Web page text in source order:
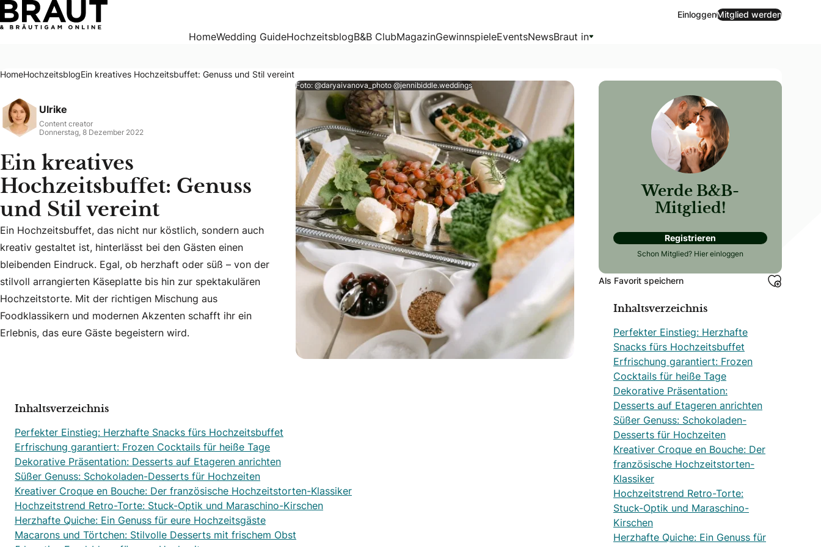
Ein kreatives Hochzeitsbuffet: Genuss und Stil vereint
EinloggenMitglied werden
HomeWedding GuideHochzeitsblogB&B ClubMagazinGewinnspieleEventsNewsBraut in
HomeHochzeitsblogEin kreatives Hochzeitsbuffet: Genuss und Stil vereint
Ulrike
Content creator
Donnerstag, 8 Dezember 2022
Ein kreatives
Hochzeitsbuffet: Genuss
und Stil vereint
Ein Hochzeitsbuffet, das nicht nur köstlich, sondern auch kreativ gestaltet ist, hinterlässt bei den Gästen einen bleibenden Eindruck. Egal, ob herzhaft oder süß – von der
Ein Hochzeitsbuffet, das nicht nur köstlich, sondern auch
kreativ gestaltet ist, hinterlässt bei den Gästen einen
bleibenden Eindruck. Egal, ob herzhaft oder süß – von der
stilvoll arrangierten Käseplatte bis hin zur spektakulären
Hochzeitstorte. Mit der richtigen Mischung aus
Foodklassikern und modernen Akzenten schafft ihr ein
Erlebnis, das eure Gäste begeistern wird.
Foto: @daryaivanova_photo @jennibiddle.weddings
Inhaltsverzeichnis
Perfekter Einstieg: Herzhafte Snacks fürs Hochzeitsbuffet
Erfrischung garantiert: Frozen Cocktails für heiße Tage
Dekorative Präsentation: Desserts auf Etageren anrichten
Süßer Genuss: Schokoladen-Desserts für Hochzeiten
Kreativer Croque en Bouche: Der französische Hochzeitstorten-Klassiker
Hochzeitstrend Retro-Torte: Stuck-Optik und Maraschino-Kirschen
Herzhafte Quiche: Ein Genuss für eure Hochzeitsgäste
Macarons und Törtchen: Stilvolle Desserts mit frischem Obst
Werde B&B-
Mitglied!
Registrieren
Schon Mitglied? Hier einloggen
Als Favorit speichern
Inhaltsverzeichnis
Perfekter Einstieg: Herzhafte
Snacks fürs Hochzeitsbuffet
Erfrischung garantiert: Frozen
Cocktails für heiße Tage
Dekorative Präsentation:
Desserts auf Etageren anrichten
Süßer Genuss: Schokoladen-
Desserts für Hochzeiten
Kreativer Croque en Bouche: Der
französische Hochzeitstorten-
Klassiker
Hochzeitstrend Retro-Torte:
Stuck-Optik und Maraschino-
Kirschen
Herzhafte Quiche: Ein Genuss für